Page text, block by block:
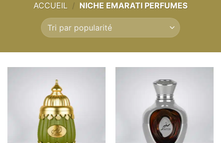
ACCUEIL / NICHE EMARATI PERFUMES